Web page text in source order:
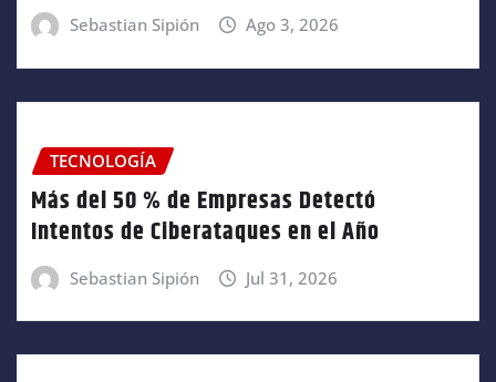
Sebastian Sipión Ago 3, 2026
TECNOLOGÍA
Más del 50 % de Empresas Detectó
Intentos de Ciberataques en el Año
Sebastian Sipión Jul 31, 2026